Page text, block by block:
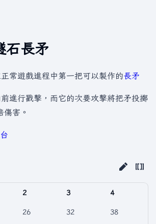
石長矛
常遊戲進程中第一把可以製作的長矛
進行戳擊，而它的次要攻擊將把矛投擲
害。
2 3 4
26 32 38